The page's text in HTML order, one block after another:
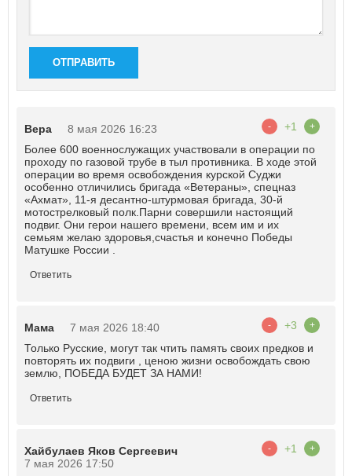
ОТПРАВИТЬ
Вера 8 мая 2026 16:23 - +1 +
Более 600 военнослужащих участвовали в операции по
проходу по газовой трубе в тыл противника. В ходе этой
операции во время освобождения курской Суджи
особенно отличились бригада «Ветераны», спецназ
«Ахмат», 11-я десантно-штурмовая бригада, 30-й
мотострелковый полк.Парни совершили настоящий
подвиг. Они герои нашего времени, всем им и их
семьям желаю здоровья,счастья и конечно Победы
Матушке России .
Ответить
Мама 7 мая 2026 18:40 - +3 +
Только Русские, могут так чтить память своих предков и
повторять их подвиги , ценою жизни освобождать свою
землю, ПОБЕДА БУДЕТ ЗА НАМИ!
Ответить
Хайбулаев Яков Сергеевич
7 мая 2026 17:50
- +1 +